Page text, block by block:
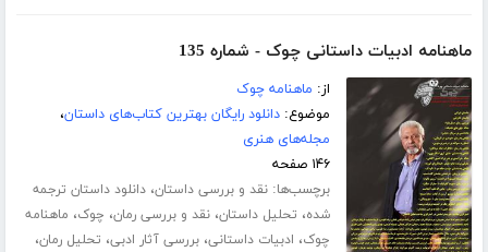
ماهنامه ادبیات داستانی چوک - شماره 135
از: ماهنامه چوک
موضوع:دانلود رایگان بهترین کتاب‌های داستان،
مجله‌های هنری
۱۴۶ صفحه
برچسب‌ها:نقد و بررسی داستان،دانلود داستان ترجمه
شده، تحلیل داستان،نقد و بررسی رمان، چوک، ماهنامه
چوک، ادبیات داستانی،بررسی آثار ادبی، تحلیل رمان،